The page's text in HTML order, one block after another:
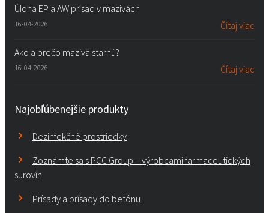
Úloha EP a AW prísad v mazivách
16-04-2026 Čítaj viac
Ako a prečo mazivá starnú?
16-04-2026 Čítaj viac
Najobľúbenejšie produkty
Dezinfekčné prostriedky
Zoznámte sa s PCC Group – výrobcami farmaceutických
surovín
Prísady a prísady do betónu